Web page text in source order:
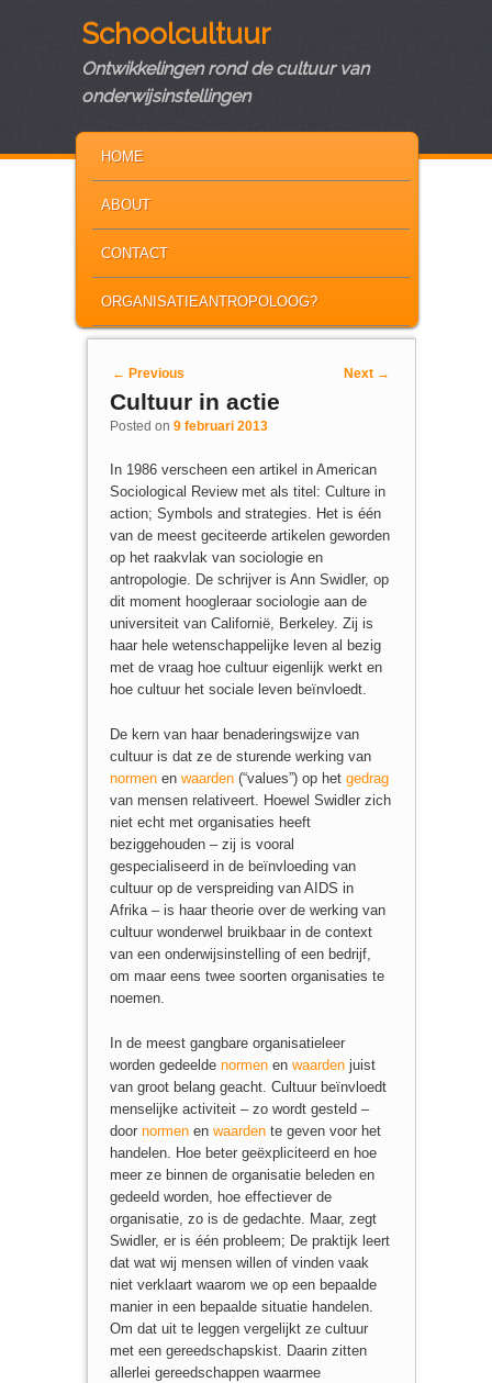
Schoolcultuur
Ontwikkelingen rond de cultuur van
onderwijsinstellingen
SKIP TO PRIMARY CONTENT
SKIP TO SECONDARY CONTENT
HOME
ABOUT
CONTACT
ORGANISATIEANTROPOLOOG?
Post navigation
← Previous Next →
Cultuur in actie
Posted on 9 februari 2013
In 1986 verscheen een artikel in American
Sociological Review met als titel: Culture in
action; Symbols and strategies. Het is één
van de meest geciteerde artikelen geworden
op het raakvlak van sociologie en
antropologie. De schrijver is Ann Swidler, op
dit moment hoogleraar sociologie aan de
universiteit van Californië, Berkeley. Zij is
haar hele wetenschappelijke leven al bezig
met de vraag hoe cultuur eigenlijk werkt en
hoe cultuur het sociale leven beïnvloedt.
De kern van haar benaderingswijze van
cultuur is dat ze de sturende werking van
normenen waarden(“values”) op het gedrag
van mensen relativeert. Hoewel Swidler zich
niet echt met organisaties heeft
beziggehouden – zij is vooral
gespecialiseerd in de beïnvloeding van
cultuur op de verspreiding van AIDS in
Afrika – is haar theorie over de werking van
cultuur wonderwel bruikbaar in de context
van een onderwijsinstelling of een bedrijf,
om maar eens twee soorten organisaties te
noemen.
In de meest gangbare organisatieleer
worden gedeelde normenen waardenjuist
van groot belang geacht. Cultuur beïnvloedt
menselijke activiteit – zo wordt gesteld –
door normenen waardente geven voor het
handelen. Hoe beter geëxpliciteerd en hoe
meer ze binnen de organisatie beleden en
gedeeld worden, hoe effectiever de
organisatie, zo is de gedachte. Maar, zegt
Swidler, er is één probleem; De praktijk leert
dat wat wij mensen willen of vinden vaak
niet verklaart waarom we op een bepaalde
manier in een bepaalde situatie handelen.
Om dat uit te leggen vergelijkt ze cultuur
met een gereedschapskist. Daarin zitten
allerlei gereedschappen waarmee